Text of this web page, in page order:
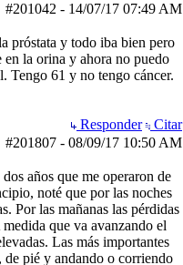
#201042 - 14/07/17 07:49 AM
próstata y todo iba bien pero
la orina y ahora no puedo
Tengo 61 y no tengo cáncer.
Responder
Citar
#201807 - 08/09/17 10:50 AM
años que me operaron de
noté que por las noches
Por las mañanas las pérdidas
que va avanzando el
Las más importantes
de pié y andando o corriendo